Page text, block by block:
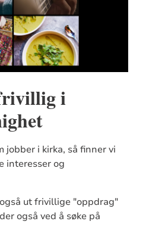
i
jobber i kirka, så finner vi
interesser og
ut frivillige "oppdrag"
også ved å søke på